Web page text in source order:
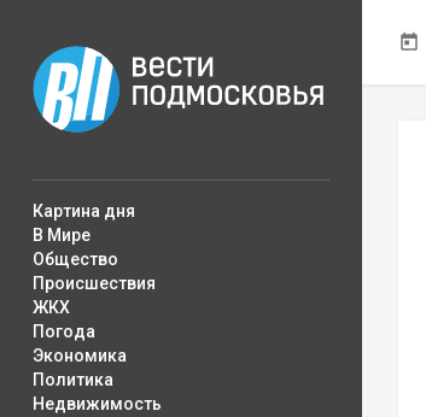
Картина дня
В Мире
Общество
Происшествия
ЖКХ
Погода
Экономика
Политика
Недвижимость